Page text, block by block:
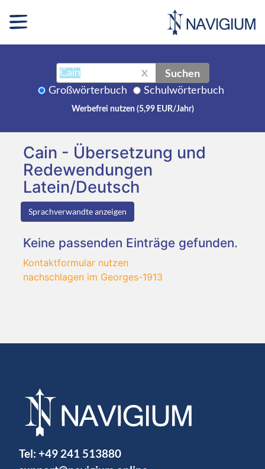
X Suchen
Großwörterbuch Schulwörterbuch
Werbefrei nutzen (5,99 EUR/Jahr)
Cain - Übersetzung und
Redewendungen
Latein/Deutsch
Sprachverwandte anzeigen
Keine passenden Einträge gefunden.
Kontaktformular nutzen
nachschlagen im Georges-1913
Tel: +49 241 513880